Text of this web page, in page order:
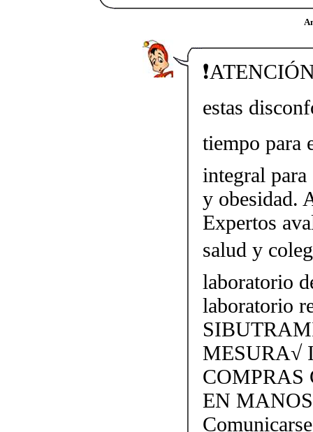
estas
tiempo para
integral para
y obesidad.
Expertos
salud y
laboratorio
laboratorio
MESURA√
COMPRAS
EN